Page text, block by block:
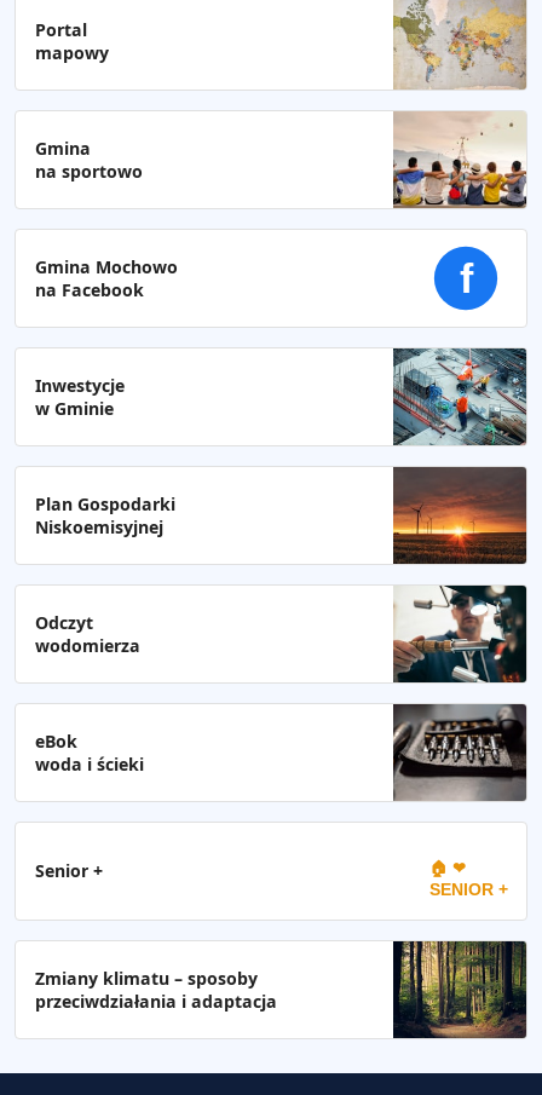
Portal
mapowy
Gmina
na sportowo
Gmina Mochowo
na Facebook
f
Inwestycje
w Gminie
Plan Gospodarki
Niskoemisyjnej
Odczyt
wodomierza
eBok
woda i ścieki
Senior + 🏠 ❤
SENIOR +
Zmiany klimatu – sposoby
przeciwdziałania i adaptacja